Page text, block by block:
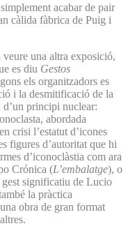
acabar de pair
càlida fàbrica de Puig i
una altra exposició,
es diu Gestos
els organitzadors es
i la desmitificació de la
d’un principi nuclear:
abordada
crisi l’estatut d’icones
figures d’autoritat que hi
d’iconoclàstia com ara
Crónica (L’embalatge), o
gest significatiu de Lucio
la pràctica
obra de gran format